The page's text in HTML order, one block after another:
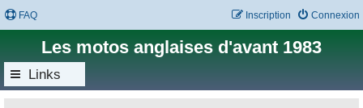
FAQ Connexion
Inscription
Les motos anglaises d'avant 1983
Links